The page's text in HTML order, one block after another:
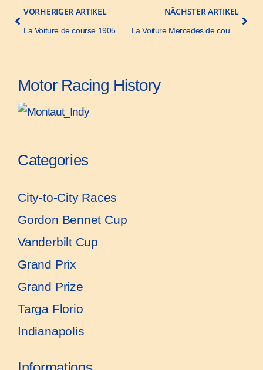
VORHERIGER ARTIKEL NÄCHSTER ARTIKEL
Motor Racing History
Categories
City-to-City Races
Gordon Bennet Cup
Vanderbilt Cup
Grand Prix
Grand Prize
Targa Florio
Indianapolis